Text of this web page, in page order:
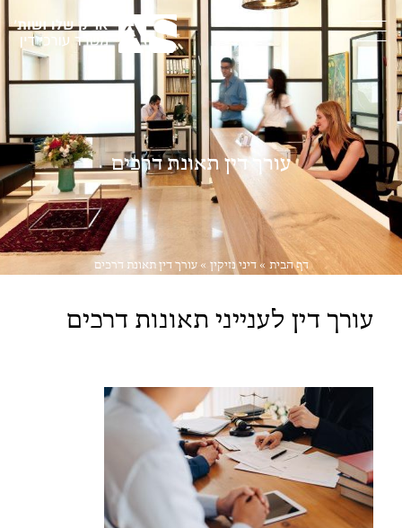
עורך דין תאונת דרכים
דף הבית »דיני נזיקין »עורך דין תאונת דרכים
עורך דין לענייני תאונות דרכים